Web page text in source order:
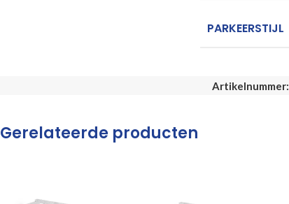
PARKEERSTIJL
Artikelnummer:
Gerelateerde producten